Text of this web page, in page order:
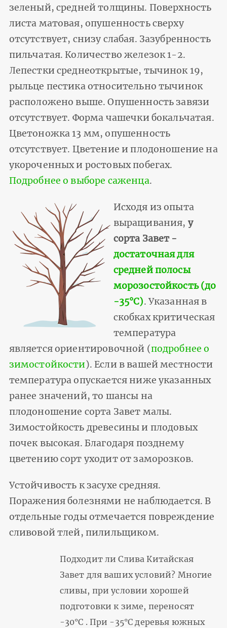
зеленый, средней толщины. Поверхность
листа матовая, опушенность сверху
отсутствует, снизу слабая. Зазубренность
пильчатая. Количество железок 1-2.
Лепестки среднеоткрытые, тычинок 19,
рыльце пестика относительно тычинок
расположено выше. Опушенность завязи
отсутствует. Форма чашечки бокальчатая.
Цветоножка 13 мм, опушенность
отсутствует. Цветение и плодоношение на
укороченных и ростовых побегах.
Подробнее о выборе саженца.
Исходя из опыта
выращивания, у
сорта Завет -
достаточная для
средней полосы
морозостойкость (до
-35°С). Указанная в
скобках критическая
температура
является ориентировочной (подробнее о
зимостойкости). Если в вашей местности
температура опускается ниже указанных
ранее значений, то шансы на
плодоношение сорта Завет малы.
Зимостойкость древесины и плодовых
почек высокая. Благодаря позднему
цветению сорт уходит от заморозков.
Устойчивость к засухе средняя.
Поражения болезнями не наблюдается. В
отдельные годы отмечается повреждение
сливовой тлей, пилильщиком.
Подходит ли Слива Китайская
Завет для ваших условий? Многие
сливы, при условии хорошей
подготовки к зиме, переносят
-30°С . При -35°С деревья южных